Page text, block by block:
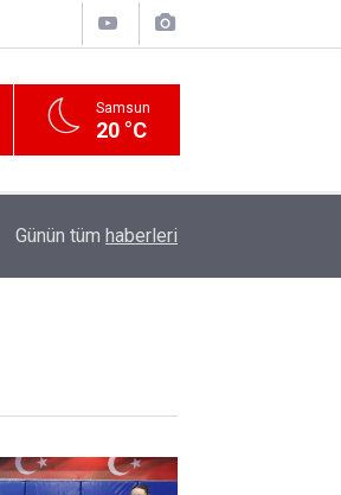
Samsun
20 °C
DEAŞ terör örgütüne yönelik operasyon!
Günün tüm haberleri